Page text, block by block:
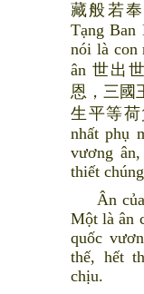
藏般若奉
Tạng Ban
nói là con
ân 世出
恩，三國
生平等荷
nhất phụ
vương
thiết
Ân của
Một là ân
quốc
thế, hết
chịu.